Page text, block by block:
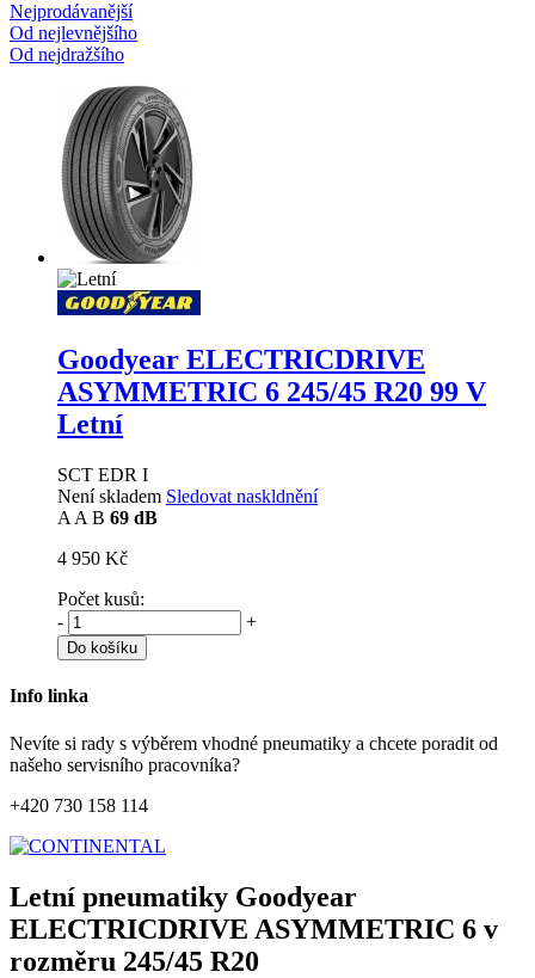
Nejprodávanější
Od nejlevnějšího
Od nejdražšího
Goodyear ELECTRICDRIVE
ASYMMETRIC 6 245/45 R20 99 V
Letní
SCT EDR I
Není skladem Sledovat naskldnění
A A B 69 dB
4 950 Kč
Počet kusů:
-
+
Do košíku
Info linka
Nevíte si rady s výběrem vhodné pneumatiky a chcete poradit od
našeho servisního pracovníka?
+420 730 158 114
Letní pneumatiky Goodyear
ELECTRICDRIVE ASYMMETRIC 6 v
rozměru 245/45 R20